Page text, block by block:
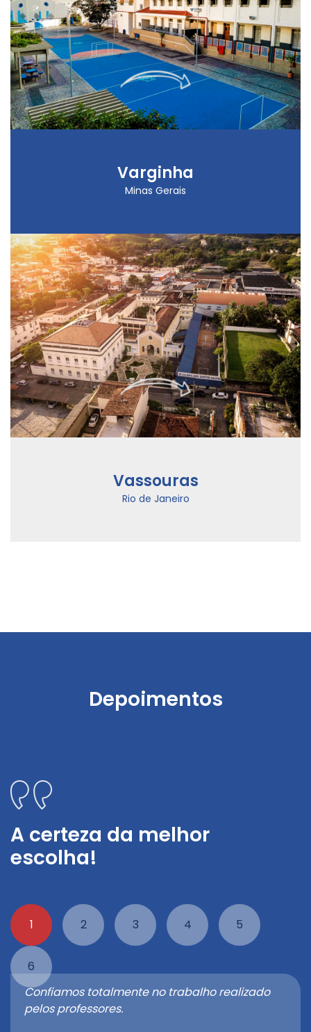
Varginha
Minas Gerais
Vassouras
Rio de Janeiro
Depoimentos
A certeza da melhor
escolha!
Confiamos totalmente no trabalho realizado
pelos professores.
1 2 3 4 5
6